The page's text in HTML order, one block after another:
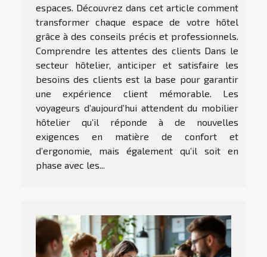
espaces. Découvrez dans cet article comment
transformer chaque espace de votre hôtel
grâce à des conseils précis et professionnels.
Comprendre les attentes des clients Dans le
secteur hôtelier, anticiper et satisfaire les
besoins des clients est la base pour garantir
une expérience client mémorable. Les
voyageurs d’aujourd’hui attendent du mobilier
hôtelier qu’il réponde à de nouvelles
exigences en matière de confort et
d’ergonomie, mais également qu’il soit en
phase avec les...